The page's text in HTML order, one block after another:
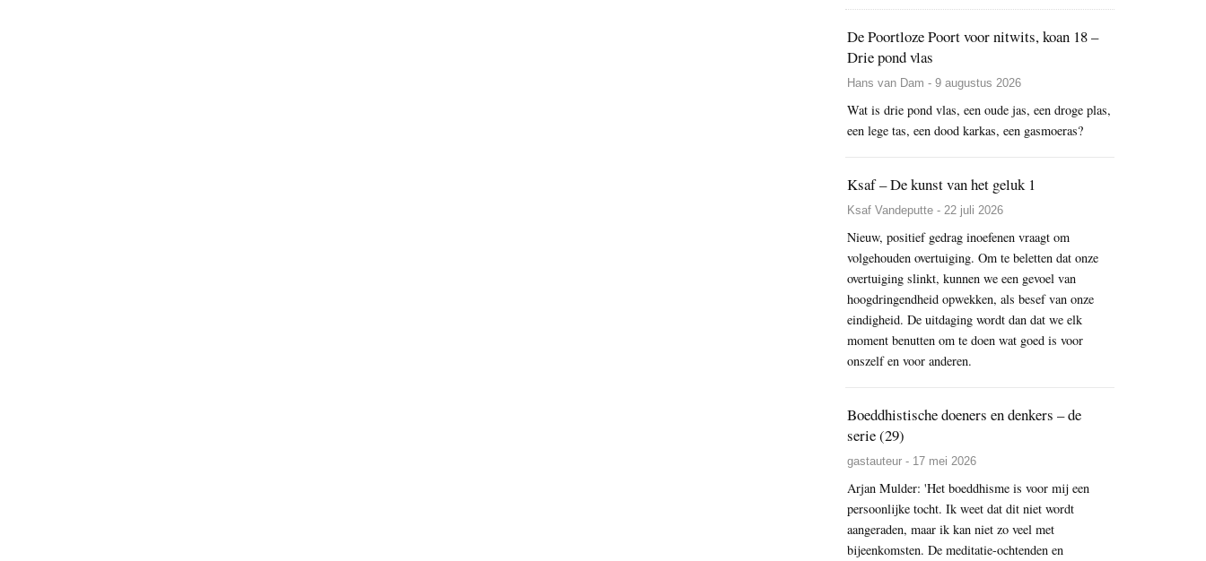
De Poortloze Poort voor nitwits, koan 18 –
Drie pond vlas
Hans van Dam - 9 augustus 2026
Wat is drie pond vlas, een oude jas, een droge plas,
een lege tas, een dood karkas, een gasmoeras?
Ksaf – De kunst van het geluk 1
Ksaf Vandeputte - 22 juli 2026
Nieuw, positief gedrag inoefenen vraagt om
volgehouden overtuiging. Om te beletten dat onze
overtuiging slinkt, kunnen we een gevoel van
hoogdringendheid opwekken, als besef van onze
eindigheid. De uitdaging wordt dan dat we elk
moment benutten om te doen wat goed is voor
onszelf en voor anderen.
Boeddhistische doeners en denkers – de
serie (29)
gastauteur - 17 mei 2026
Arjan Mulder: 'Het boeddhisme is voor mij een
persoonlijke tocht. Ik weet dat dit niet wordt
aangeraden, maar ik kan niet zo veel met
bijeenkomsten. De meditatie-ochtenden en